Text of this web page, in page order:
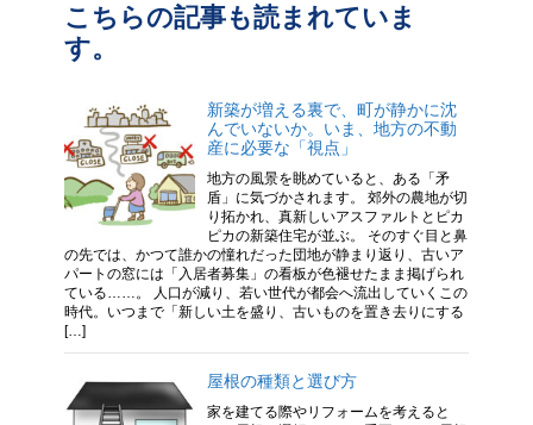
こちらの記事も読まれていま
す。
新築が増える裏で、町が静かに沈
んでいないか。いま、地方の不動
産に必要な「視点」
地方の風景を眺めていると、ある「矛
盾」に気づかされます。 郊外の農地が切
り拓かれ、真新しいアスファルトとピカ
ピカの新築住宅が並ぶ。 そのすぐ目と鼻
の先では、かつて誰かの憧れだった団地が静まり返り、古いア
パートの窓には「入居者募集」の看板が色褪せたまま掲げられ
ている……。 人口が減り、若い世代が都会へ流出していくこの
時代。いつまで「新しい土を盛り、古いものを置き去りにする
[…]
屋根の種類と選び方
家を建てる際やリフォームを考えると